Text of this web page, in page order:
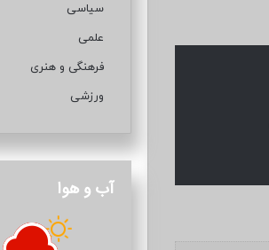
سیاسی
علمی
فرهنگی و هنری
ورزشی
آب و هوا